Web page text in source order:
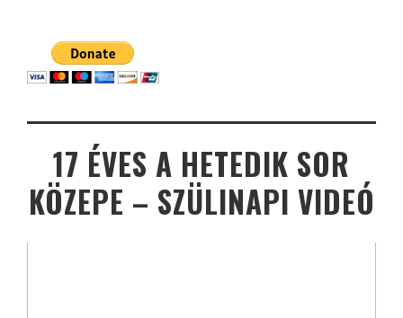
17 ÉVES A HETEDIK SOR
KÖZEPE – SZÜLINAPI VIDEÓ